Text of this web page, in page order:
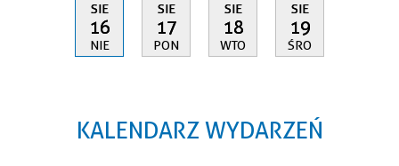
SIE
16
NIE
SIE
17
PON
SIE
18
WTO
SIE
19
ŚRO
KALENDARZ WYDARZEŃ